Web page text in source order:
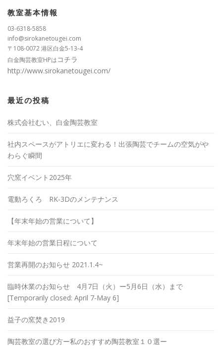
教室基本情報
03-6318-5858
info@sirokanetougei.com
〒108-0072 港区白金5-13-4
白金陶芸教室HPはコチラ
http://www.sirokanetougei.com/
最近の投稿
株式会社むい、白金陶芸教室
社内スペースがアトリエに変わる！出張陶芸でチームの空気がや
わらぐ瞬間
穴窯イベント2025年
電動ろくろ RK-3Dのメンテナンス
【年末年始の営業について】
年末年始の営業日程について
営業再開のお知らせ 2021.1.4~
臨時休業のお知らせ 4月7日（火）ー5月6日（水）まで
[Temporarily closed: April 7-May 6]
益子の窯焚き2019
陶芸教室の選び方ー私のおすすめ陶芸教室１０選ー